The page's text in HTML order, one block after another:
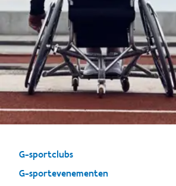
G-sportclubs
G-sportevenementen